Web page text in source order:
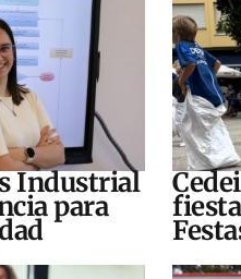
Industrial
para